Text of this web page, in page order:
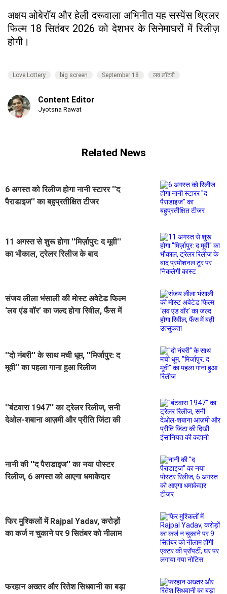
अक्षय ओबेरॉय और हेली दरूवाला अभिनीत यह सस्पेंस थ्रिलर
फिल्म 18 सितंबर 2026 को देशभर के सिनेमाघरों में रिलीज़
होगी।
Love Lottery big screen September 18 लव लॉटरी
Content Editor
Jyotsna Rawat
Related News
6 अगस्त को रिलीज होगा नानी स्टारर ''द
पैराडाइज'' का बहुप्रतीक्षित टीजर
11 अगस्त से शुरू होगा ''मिर्ज़ापुर: द मूवी''
का भौकाल, ट्रेलर रिलीज के बाद
संजय लीला भंसाली की मोस्ट अवेटेड फिल्म
‘लव एंड वॉर’ का जल्द होगा रिवील, फैंस में
''दो नंबरी'' के साथ मची धूम, ''मिर्जापुर: द
मूवी'' का पहला गाना हुआ रिलीज
''बंटवारा 1947'' का ट्रेलर रिलीज, सनी
देओल-शबाना आज़मी और प्रीति जिंटा की
नानी की ''द पैराडाइज'' का नया पोस्टर
रिलीज, 6 अगस्त को आएगा धमाकेदार
फिर मुश्किलों में Rajpal Yadav, करोड़ों
का कर्ज न चुकाने पर 9 सितंबर को नीलाम
फरहान अख्तर और रितेश सिधवानी का बड़ा